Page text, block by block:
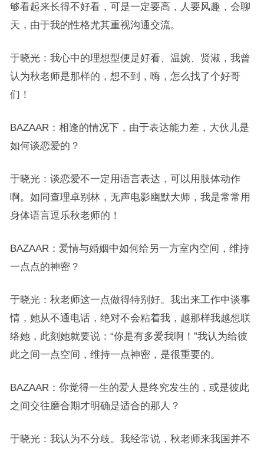
够看起来长得不好看，可是一定要高，人要风趣，会聊
天，由于我的性格尤其重视沟通交流。
于晓光：我心中的理想型便是好看、温婉、贤淑，我曾
认为秋老师是那样的，想不到，嗨，怎么找了个好哥
们！
BAZAAR：相逢的情况下，由于表达能力差，大伙儿是
如何谈恋爱的？
于晓光：谈恋爱不一定用语言表达，可以用肢体动作
啊。如同查理卓别林，无声电影幽默大师，我是常常用
身体语言逗乐秋老师的！
BAZAAR：爱情与婚姻中如何给另一方室内空间，维持
一点点的神密？
于晓光：秋老师这一点做得特别好。我出来工作中谈事
情，她从不通电话，绝对不会粘着我，越那样我越想联
络她，此刻她就要说：“你是有多爱我啊！”我认为给彼
此之间一点空间，维持一点神密，是很重要的。
BAZAAR：你觉得一生的爱人是终究发生的，或是彼此
之间交往磨合期才明确是适合的那人？
于晓光：我认为不分歧。我经常说，秋老师来我国并不